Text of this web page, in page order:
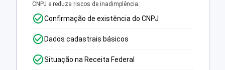
CNPJ e reduza riscos de inadimplência.
Confirmação de existência do CNPJ
Dados cadastrais básicos
Situação na Receita Federal